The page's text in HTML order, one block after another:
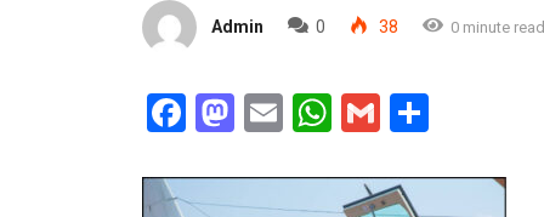
Admin 0 38 0 minute read
Facebook
Mastodon
EmailWhatsApp
Gmail